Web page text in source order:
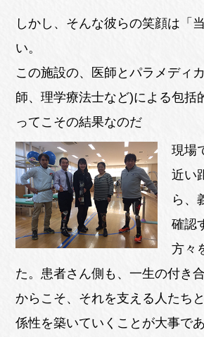
しかし、そんな彼らの笑顔は「
い。
この施設の、医師とパラメディ
師、理学療法士など)による包括
ってこその結果なのだ
現場
近い
ら、
確認
方々
た。患者さん側も、一生の付き
からこそ、それを支える人たち
係性を築いていくことが大事で